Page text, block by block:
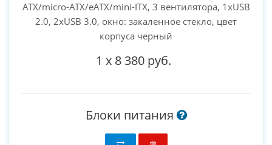
ATX/micro-ATX/eATX/mini-ITX, 3 вентилятора, 1xUSB
2.0, 2xUSB 3.0, окно: закаленное стекло, цвет
корпуса черный
1 x 8 380 руб.
Блоки питания